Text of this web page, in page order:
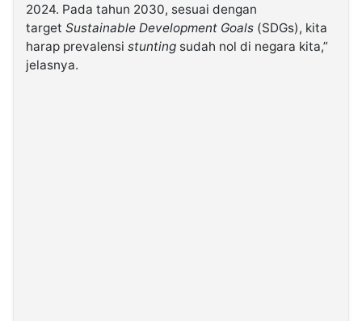
2024. Pada tahun 2030, sesuai dengan
target Sustainable Development Goals (SDGs), kita
harap prevalensi stunting sudah nol di negara kita,”
jelasnya.